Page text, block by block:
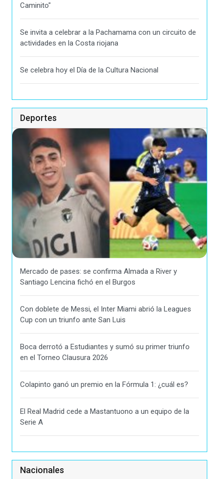
Caminito"
Se invita a celebrar a la Pachamama con un circuito de
actividades en la Costa riojana
Se celebra hoy el Día de la Cultura Nacional
Deportes
Mercado de pases: se confirma Almada a River y
Santiago Lencina fichó en el Burgos
Con doblete de Messi, el Inter Miami abrió la Leagues
Cup con un triunfo ante San Luis
Boca derrotó a Estudiantes y sumó su primer triunfo
en el Torneo Clausura 2026
Colapinto ganó un premio en la Fórmula 1: ¿cuál es?
El Real Madrid cede a Mastantuono a un equipo de la
Serie A
Nacionales